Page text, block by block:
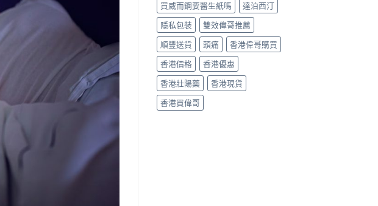
買威而鋼要醫生紙嗎
達泊西汀
隱私包裝
雙效偉哥推薦
順豐送貨
頭痛
香港偉哥購買
香港價格
香港優惠
香港壯陽藥
香港現貨
香港買偉哥